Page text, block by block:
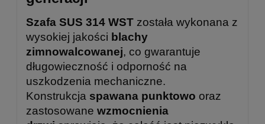
Szafa SUS 314 WST została wykonana z
wysokiej jakości blachy
zimnowalcowanej, co gwarantuje
długowieczność i odporność na
uszkodzenia mechaniczne.
Konstrukcja spawana punktowo oraz
zastosowane wzmocnienia